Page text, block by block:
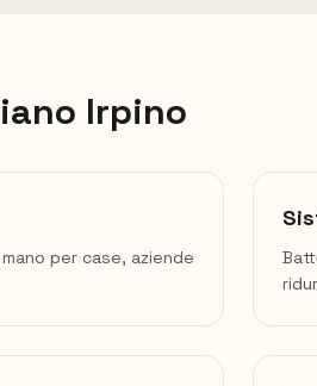
Irpino
per case, aziende